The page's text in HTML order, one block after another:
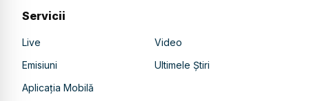
Servicii
Live
Video
Emisiuni
Ultimele Știri
Aplicația Mobilă